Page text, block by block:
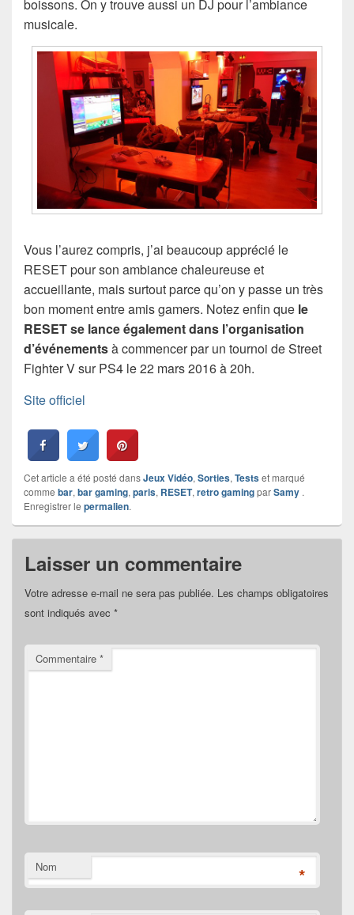
boissons. On y trouve aussi un DJ pour l’ambiance
musicale.
Vous l’aurez compris, j’ai beaucoup apprécié le
RESET pour son ambiance chaleureuse et
accueillante, mais surtout parce qu’on y passe un très
bon moment entre amis gamers. Notez enfin que le
RESET se lance également dans l’organisation
d’événementsà commencer par un tournoi de Street
Fighter V sur PS4 le 22 mars 2016 à 20h.
Site officiel
Cet article a été posté dansJeux Vidéo, Sorties, Testset marqué
comme bar, bar gaming, paris, RESET, retro gamingparSamy .
Enregistrer le permalien.
Laisser un commentaire
Votre adresse e-mail ne sera pas publiée. Les champs obligatoires
sont indiqués avec *
Commentaire *
Nom *